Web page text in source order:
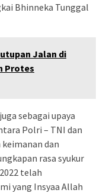
Bhinneka Tunggal
Jalan di
Protes
sebagai upaya
Polri – TNI dan
dan
rasa syukur
telah
yang Insyaa Allah